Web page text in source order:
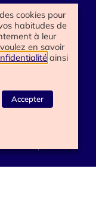
cookies pour
habitudes de
à leur
en savoir
ainsi
Accepter